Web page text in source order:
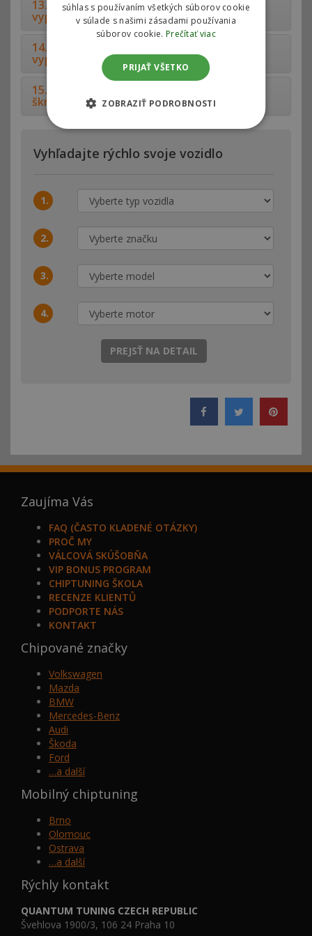
13. RPM Limiter OFF - Obmedzovač otáčok -
vypnutie - vyradenie - posunutie
14. ADblue EMULATOR - AdBlue OFF -
vypnutie AdBlue
15. Škrtiaca klapka - Vyradenie ovládača
škrtiacej klapky
Vyhľadajte rýchlo svoje vozidlo
1.
2.
3.
4.
Zaujíma Vás
FAQ (ČASTO KLADENÉ OTÁZKY)
PROČ MY
VÁLCOVÁ SKÚŠOBŇA
VIP BONUS PROGRAM
CHIPTUNING ŠKOLA
RECENZE KLIENTŮ
PODPORTE NÁS
KONTAKT
Chipované značky
Volkswagen
Mazda
BMW
Mercedes-Benz
Audi
Škoda
Ford
…a další
Mobilný chiptuning
Brno
Olomouc
Ostrava
…a další
Rýchly kontakt
QUANTUM TUNING CZECH REPUBLIC
Švehlova 1900/3, 106 24 Praha 10
súhlas s používaním všetkých súborov cookie
v súlade s našimi zásadami používania
súborov cookie. Prečítať viac
PRIJAŤ VŠETKO
ZOBRAZIŤ PODROBNOSTI